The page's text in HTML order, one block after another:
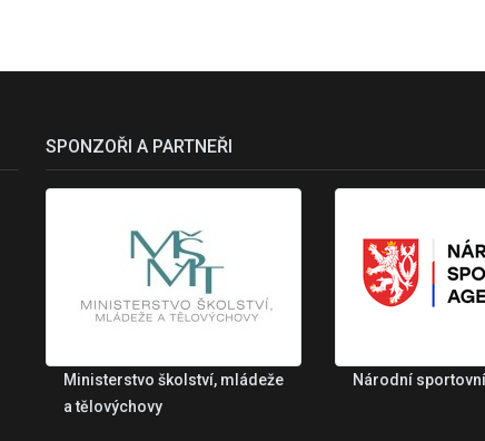
SPONZOŘI A PARTNEŘI
Ministerstvo školství, mládeže
a tělovýchovy
Národní